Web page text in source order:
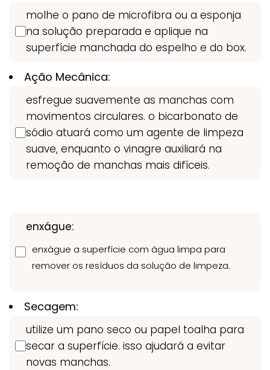
molhe o pano de microfibra ou a esponja
na solução preparada e aplique na
superfície manchada do espelho e do box.
Ação Mecânica:
esfregue suavemente as manchas com
movimentos circulares. o bicarbonato de
sódio atuará como um agente de limpeza
suave, enquanto o vinagre auxiliará na
remoção de manchas mais difíceis.
enxágue:
enxágue a superfície com água limpa para
remover os resíduos da solução de limpeza.
Secagem:
utilize um pano seco ou papel toalha para
secar a superfície. isso ajudará a evitar
novas manchas.